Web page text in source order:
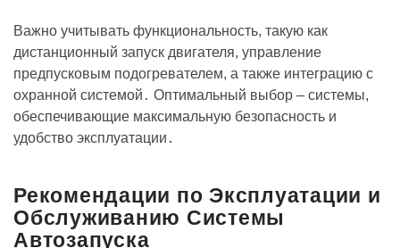
Важно учитывать функциональность, такую как
дистанционный запуск двигателя, управление
предпусковым подогревателем, а также интеграцию с
охранной системой․ Оптимальный выбор – системы,
обеспечивающие максимальную безопасность и
удобство эксплуатации․
Рекомендации по Эксплуатации и
Обслуживанию Системы
Автозапуска